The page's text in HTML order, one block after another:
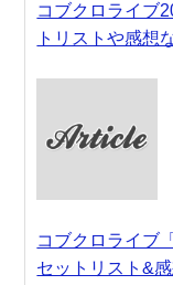
コブクロライブ
トリストや感想
コブクロライブ
セットリスト&